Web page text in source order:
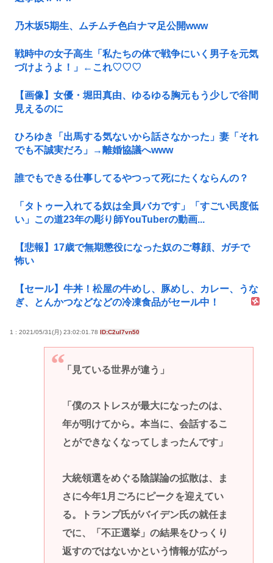
乃木坂5期生、ムチムチ色白ナマ足公開www
戦時中の女子高生「私たちの体で戦争にいく男子を元気
づけようよ！」←これ♡♡♡
【画像】女優・堀田真由、ゆるゆる胸元もう少しで谷間
見えるのに
ひろゆき「出馬する気ないから話さなかった」妻「それ
でも不誠実だろ」→離婚協議へwww
誰でもできる仕事してるやつって死にたくならんの？
「タトゥー入れてる奴は全員バカです」「すごい民度低
い」この道23年の彫り師YouTuberの動画...
【悲報】17歳で無期懲役になった奴のご尊顔、ガチで
怖い
【セール】牛丼！松屋の牛めし、豚めし、カレー、うな
ぎ、とんかつなどなどの冷凍食品がセール中！
1 : 2021/05/31(月) 23:02:01.78 ID:C2ul7vn50
「見ている世界が違う」
「僕のストレスが最大になったのは、
年が明けてから。本当に、会話するこ
とができなくなってしまったんです」
大統領選をめぐる陰謀論の拡散は、ま
さに今年1月ごろにピークを迎えてい
る。トランプ氏がバイデン氏の就任ま
でに、「不正選挙」の結果をひっくり
返すのではないかという情報が広がっ